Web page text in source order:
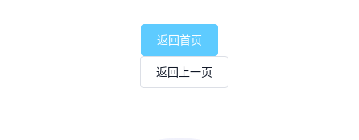
返回首页
返回上一页